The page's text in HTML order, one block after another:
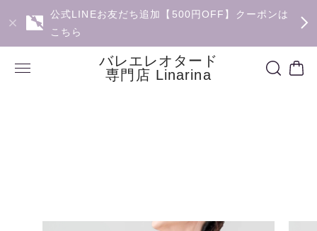
公式LINEお友だち追加【500円OFF】クーポンは
こちら
バレエレオタード
専門店 Linarina